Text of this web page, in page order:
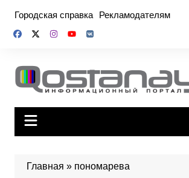
содержимому
Городская справка Рекламодателям
Главная » пономарева